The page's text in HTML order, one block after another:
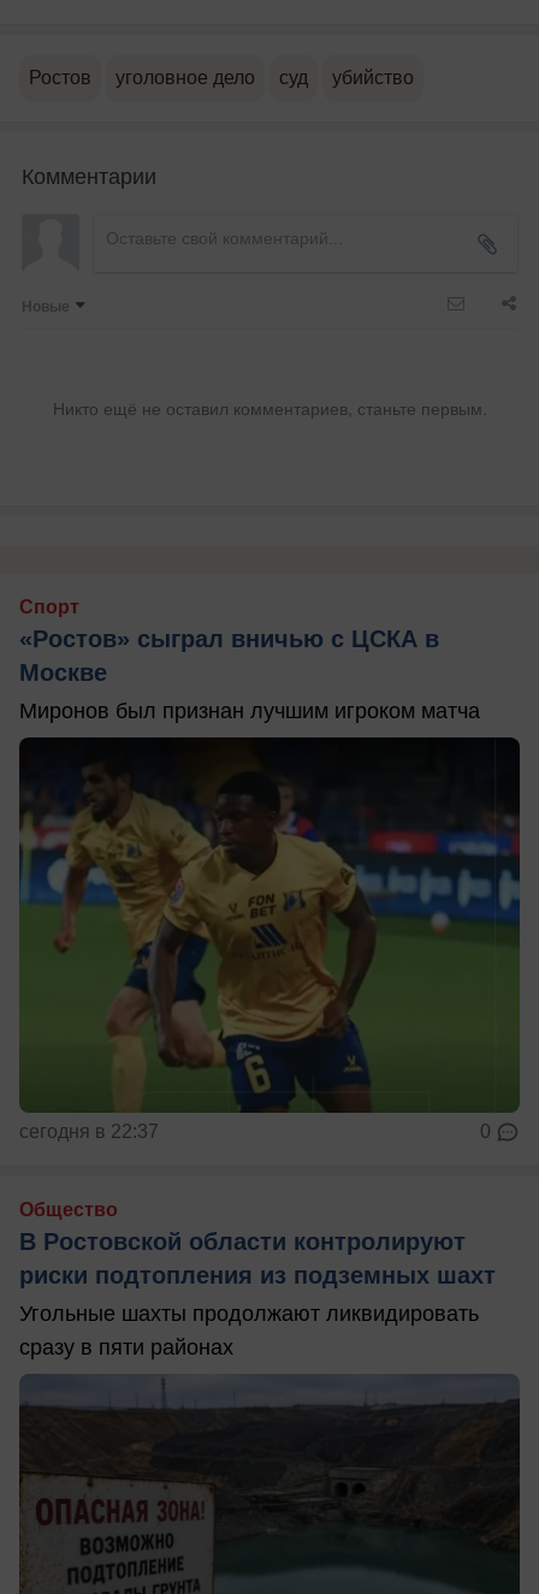
Ростов уголовное дело суд убийство
Комментарии
Новые
Никто ещё не оставил комментариев, станьте первым.
Спорт
«Ростов» сыграл вничью с ЦСКА в
Москве
Миронов был признан лучшим игроком матча
сегодня в 22:37 0
Общество
В Ростовской области контролируют
риски подтопления из подземных шахт
Угольные шахты продолжают ликвидировать
сразу в пяти районах